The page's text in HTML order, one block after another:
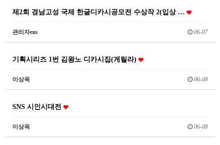
제2회 경남고성 국제 한글디카시공모전 수상작 2(입상 …
관리자em 06-07
기획시리즈 1번 김왕노 디카시집(게릴라)
이상옥 06-08
SNS 시인시대전
이상옥 06-08